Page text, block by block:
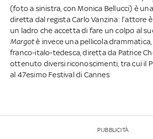
(foto a sinistra, con Monica Bellucci) è
diretta dal regista Carlo Vanzina: l’attore
un ladro che accetta di fare un colpo al
Margotè invece una pellicola
franco-italo-tedesca, diretta da Patrice
ottenuto diversi riconoscimenti, tra cui il
al 47esimo Festival di Cannes
PUBBLICITÀ